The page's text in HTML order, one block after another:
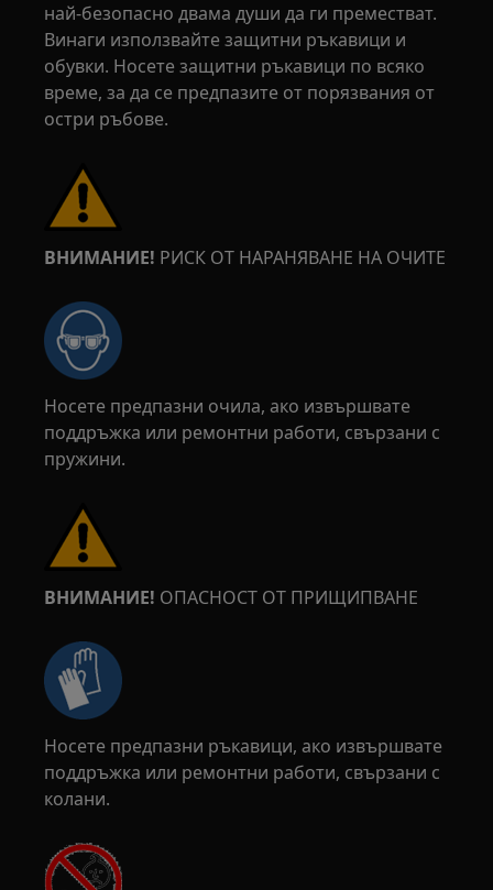
най-безопасно двама души да ги преместват.
Винаги използвайте защитни ръкавици и
обувки. Носете защитни ръкавици по всяко
време, за да се предпазите от порязвания от
остри ръбове.
ВНИМАНИЕ! РИСК ОТ НАРАНЯВАНЕ НА ОЧИТЕ
Носете предпазни очила, ако извършвате
поддръжка или ремонтни работи, свързани с
пружини.
ВНИМАНИЕ! ОПАСНОСТ ОТ ПРИЩИПВАНЕ
Носете предпазни ръкавици, ако извършвате
поддръжка или ремонтни работи, свързани с
колани.